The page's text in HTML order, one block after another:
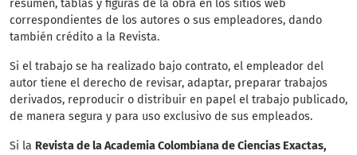
resumen, tablas y figuras de la obra en los sitios web
correspondientes de los autores o sus empleadores, dando
también crédito a la Revista.
Si el trabajo se ha realizado bajo contrato, el empleador del
autor tiene el derecho de revisar, adaptar, preparar trabajos
derivados, reproducir o distribuir en papel el trabajo publicado,
de manera segura y para uso exclusivo de sus empleados.
Si la Revista de la Academia Colombiana de Ciencias Exactas,